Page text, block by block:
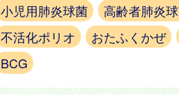
小児用肺炎球菌
高齢者肺炎
不活化ポリオ
おたふくかぜ
BCG